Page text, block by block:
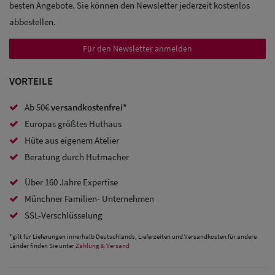
besten Angebote. Sie können den Newsletter jederzeit kostenlos
abbestellen.
Für den Newsletter anmelden
VORTEILE
Ab 50€versandkostenfrei*
Europas größtes Huthaus
Hüte aus eigenem Atelier
Beratung durch Hutmacher
Über 160 Jahre Expertise
Münchner Familien- Unternehmen
SSL-Verschlüsselung
*gilt für Lieferungen innerhalb Deutschlands, Lieferzeiten und Versandkosten für andere
Länder finden Sie unterZahlung & Versand